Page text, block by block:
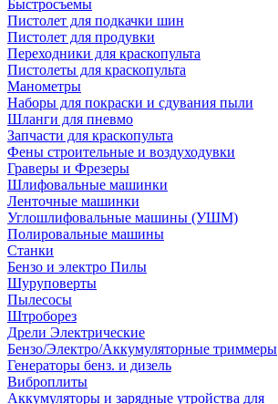
Быстросъемы
Пистолет для подкачки шин
Пистолет для продувки
Переходники для краскопульта
Пистолеты для краскопульта
Манометры
Наборы для покраски и сдувания пыли
Шланги для пневмо
Запчасти для краскопульта
Фены строительные и воздуходувки
Граверы и Фрезеры
Шлифовальные машинки
Ленточные машинки
Углошлифовальные машины (УШМ)
Полировальные машины
Станки
Бензо и электро Пилы
Шуруповерты
Пылесосы
Штроборез
Дрели Электрические
Бензо/Электро/Аккумуляторные триммеры
Генераторы бенз. и дизель
Виброплиты
Аккумуляторы и зарядные утройства для